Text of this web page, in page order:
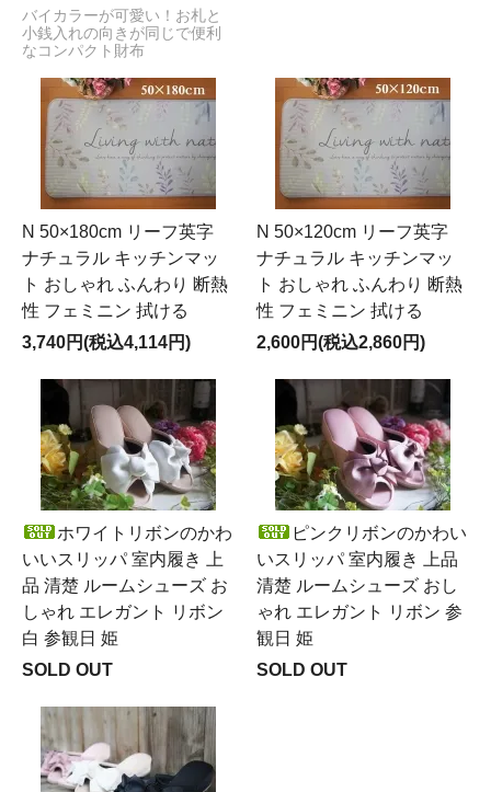
バイカラーが可愛い！お札と
小銭入れの向きが同じで便利
なコンパクト財布
N 50×180cm リーフ英字
ナチュラル キッチンマッ
ト おしゃれ ふんわり 断熱
性 フェミニン 拭ける
3,740円(税込4,114円)
N 50×120cm リーフ英字
ナチュラル キッチンマッ
ト おしゃれ ふんわり 断熱
性 フェミニン 拭ける
2,600円(税込2,860円)
ホワイトリボンのかわ
いいスリッパ 室内履き 上
品 清楚 ルームシューズ お
しゃれ エレガント リボン
白 参観日 姫
SOLD OUT
ピンクリボンのかわい
いスリッパ 室内履き 上品
清楚 ルームシューズ おし
ゃれ エレガント リボン 参
観日 姫
SOLD OUT